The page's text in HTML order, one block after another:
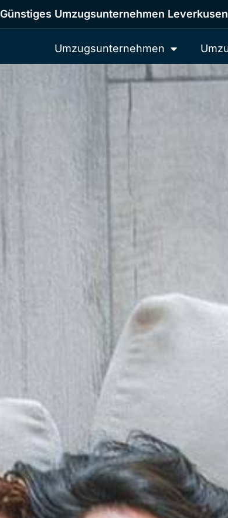
Günstiges Umzugsunternehmen Leverkusen
Umzugsunternehmen